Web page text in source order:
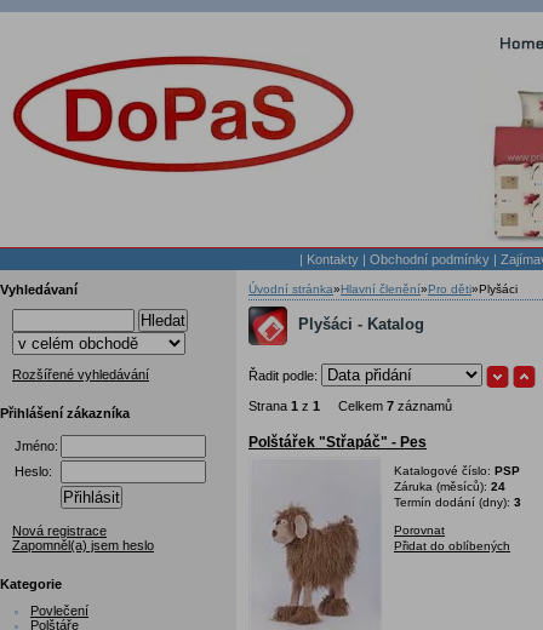
| Kontakty | Obchodní podmínky |
Vyhledávaní
Hledat
Rozšířené vyhledávání
Přihlášení zákazníka
Jméno:
Heslo:
Přihlásit
Nová registrace
Zapomněl(a) jsem heslo
Kategorie
Povlečení
Polštáře
Úvodní stránka»Hlavní členění»Pro děti»Plyšáci
Plyšáci - Katalog
Řadit podle:
Strana 1 z 1 Celkem 7 záznamů
Polštářek "Střapáč" - Pes
Katalogové číslo: PSP
Záruka (měsíců): 24
Termín dodání (dny): 3
Porovnat
Přidat do oblíbených